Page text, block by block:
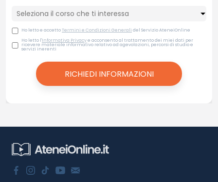
Ho letto e accettoTermini e Condizioni Generali del Servizio AteneiOnline
Ho letto l'Informativa Privacye acconsento al trattamento dei miei dati per
ricevere materiale informativo relativo ad agevolazioni, percorsi di studio e
servizi inerenti